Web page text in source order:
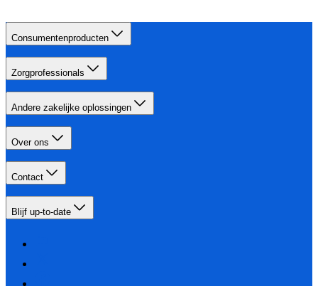
Consumentenproducten
Zorgprofessionals
Andere zakelijke oplossingen
Over ons
Contact
Blijf up-to-date